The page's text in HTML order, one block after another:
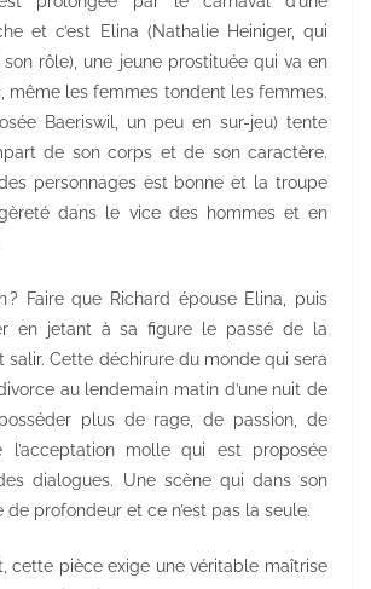
et c’est Elina (Nathalie Heiniger, qui
rôle), une jeune prostituée qui va en
même les femmes tondent les femmes.
Baeriswil, un peu en sur-jeu) tente
de son corps et de son caractère.
des personnages est bonne et la troupe
dans le vice des hommes et en
? Faire que Richard épouse Elina, puis
en jetant à sa figure le passé de la
salir. Cette déchirure du monde qui sera
au lendemain matin d’une nuit de
plus de rage, de passion, de
l’acceptation molle qui est proposée
dialogues. Une scène qui dans son
profondeur et ce n’est pas la seule.
cette pièce exige une véritable maîtrise